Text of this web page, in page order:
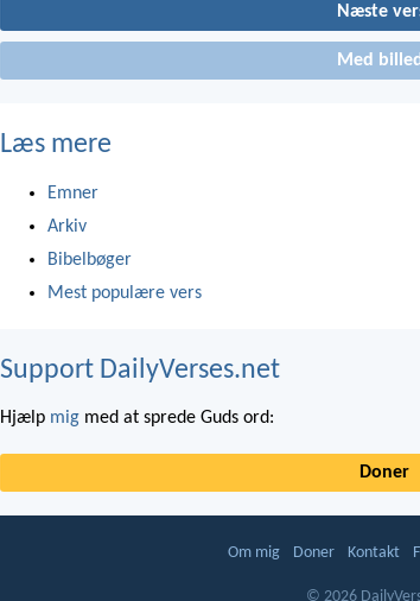
Næste
Med
Læs mere
Emner
Arkiv
Bibelbøger
Mest populære vers
Support DailyVerses.net
Hjælp mig med at sprede Guds ord:
Doner
Om mig Doner Kontakt
© 2026